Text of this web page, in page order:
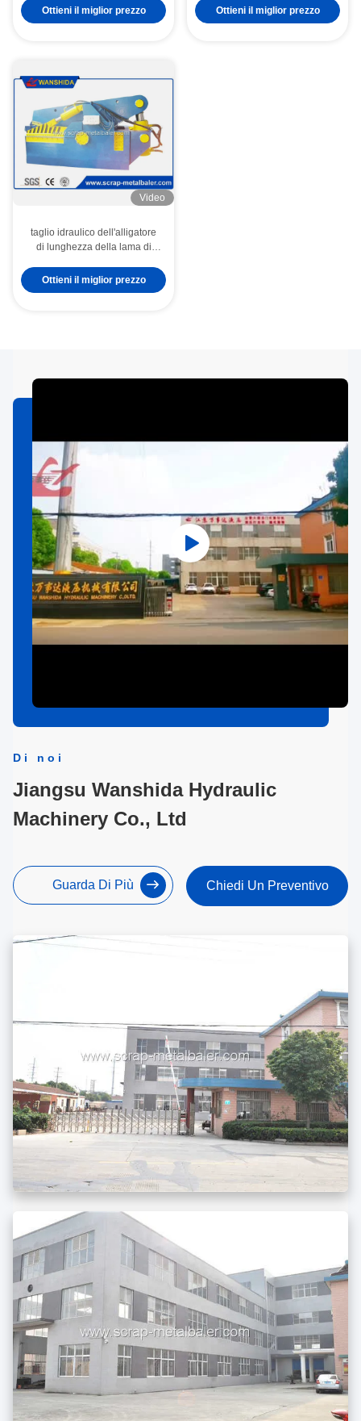
compattatore d'acciaio medio
della pressa per balle
Ottieni il miglior prezzo
l'automobile residua che ricicla
la camera della stampa di
Ottieni il miglior prezzo
Video
taglio idraulico dell'alligatore
di lunghezza della lama di
le iarde
Ottieni il miglior prezzo
Di noi
Jiangsu Wanshida Hydraulic
Machinery Co., Ltd
Guarda Di Più Chiedi Un Preventivo